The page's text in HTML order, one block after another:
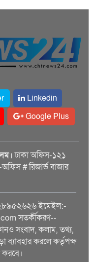
Linkedin
Google Plus
ঢাকা অফিস-১২১
# রিজার্ভ বাজার
ইমেইল:-
সতর্কীকরণ--
সংবাদ, কলাম, তথ্য,
ব্যাবহার করলে কর্তৃপক্ষ
করবে।